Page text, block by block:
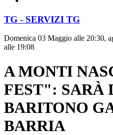
TG - SERVIZI TG
Domenica 03 Maggio alle 20:30,
alle 19:08
A MONTI
FEST": SARÀ
BARITONO
BARRIA